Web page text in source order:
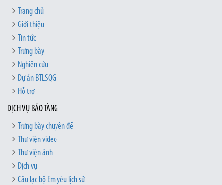
Trang chủ
Giới thiệu
Tin tức
Trưng bày
Nghiên cứu
Dự án BTLSQG
Hỗ trợ
DỊCH VỤ BẢO TÀNG
Trưng bày chuyên đề
Thư viện video
Thư viện ảnh
Dịch vụ
Câu lạc bộ Em yêu lịch sử